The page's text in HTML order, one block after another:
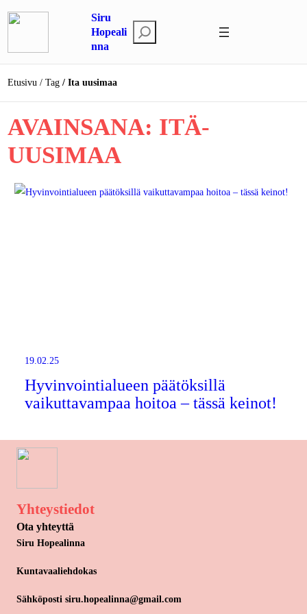
sisältöön
Siru
Hopeali
nna
t
s
Etusivu Tag Ita uusimaa
AVAINSANA: ITÄ-
UUSIMAA
19.02.25
Hyvinvointialueen päätöksillä
vaikuttavampaa hoitoa – tässä keinot!
Yhteystiedot
Ota yhteyttä
Siru Hopealinna
Kuntavaaliehdokas
Sähköposti siru.hopealinna@gmail.com